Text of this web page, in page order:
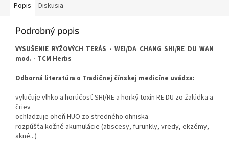
Popis Diskusia
Podrobný popis
VYSUŠENIE RYŽOVÝCH TERÁS - WEI/DA CHANG SHI/RE DU WAN
mod. - TCM Herbs
Odborná literatúra o Tradičnej čínskej medicíne uvádza:
vylučuje vlhko a horúčosť SHI/RE a horký toxín RE DU zo žalúdka a
čriev
ochladzuje oheň HUO zo stredného ohniska
rozpúšťa kožné akumulácie (abscesy, furunkly, vredy, ekzémy,
akné...)